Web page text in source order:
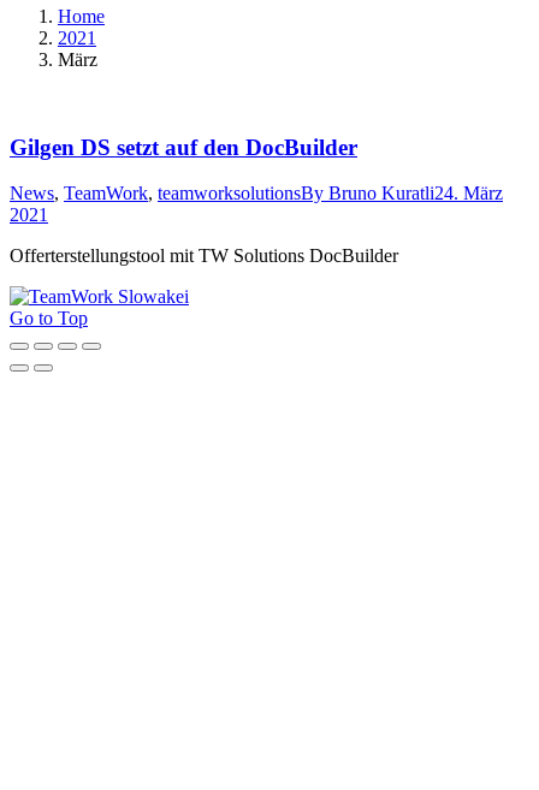
Home
2021
März
Gilgen DS setzt auf den DocBuilder
News, TeamWork, teamworksolutionsBy Bruno Kuratli24. März
2021
Offerterstellungstool mit TW Solutions DocBuilder
Go to Top